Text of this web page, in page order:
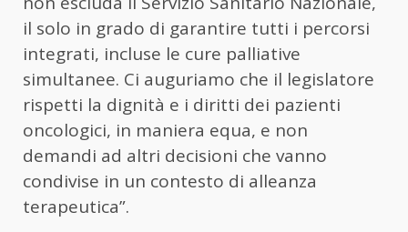
il solo in grado di garantire tutti i percorsi
integrati, incluse le cure palliative
simultanee. Ci auguriamo che il legislatore
rispetti la dignità e i diritti dei pazienti
oncologici, in maniera equa, e non
demandi ad altri decisioni che vanno
condivise in un contesto di alleanza
terapeutica”.